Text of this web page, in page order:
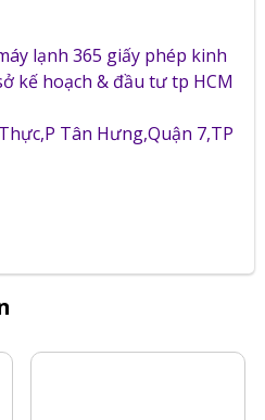
lạnh 365 giấy phép kinh
kế hoạch & đầu tư tp HCM
Tân Hưng,Quận 7,TP